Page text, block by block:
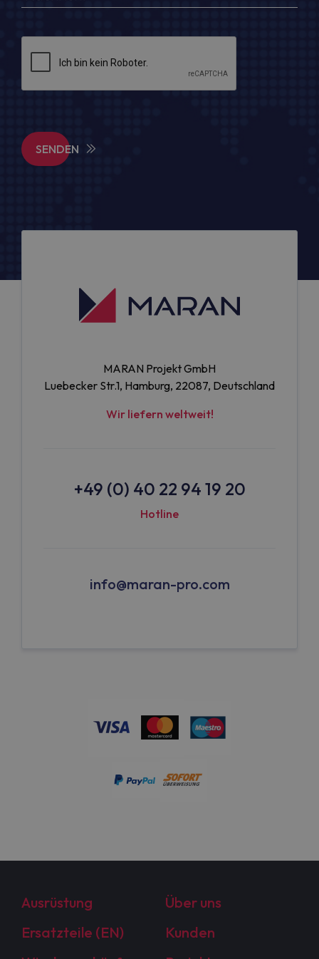
SENDEN
MARAN Projekt GmbH
Luebecker Str.1, Hamburg, 22087, Deutschland
Wir liefern weltweit!
+49 (0) 40 22 94 19 20
Hotline
info@maran-pro.com
Ausrüstung
Über uns
Ersatzteile (EN)
Kunden